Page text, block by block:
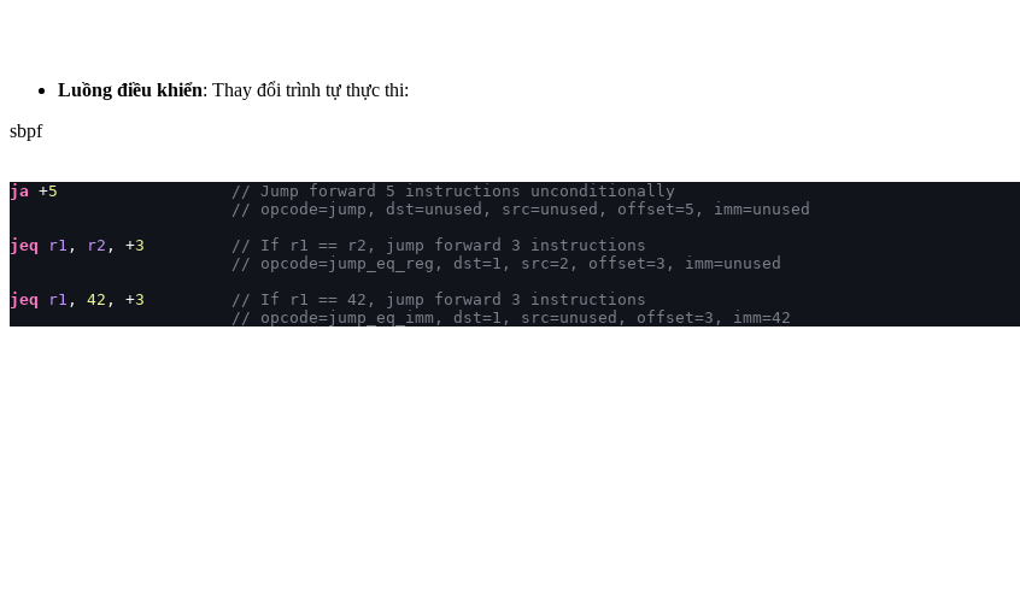
Luồng điều khiển: Thay đổi trình tự thực thi:
sbpf
ja +5
                  // Jump forward 5 instructions unconditionally
                       // opcode=jump, dst=unused, src=unused, offset=5, imm=unused
jeq r1 , r2 , +3
         // If r1 == r2, jump forward 3 instructions
                       // opcode=jump_eq_reg, dst=1, src=2, offset=3, imm=unused
jeq r1 , 42 , +3
         // If r1 == 42, jump forward 3 instructions
                       // opcode=jump_eq_imm, dst=1, src=unused, offset=3, imm=42